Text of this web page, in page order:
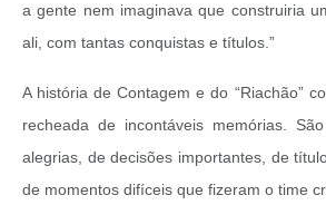
a gente nem imaginava que construiria
ali, com tantas conquistas e títulos.”
A história de Contagem e do “Riachão”
recheada de incontáveis memórias.
alegrias, de decisões importantes, de
de momentos difíceis que fizeram o time